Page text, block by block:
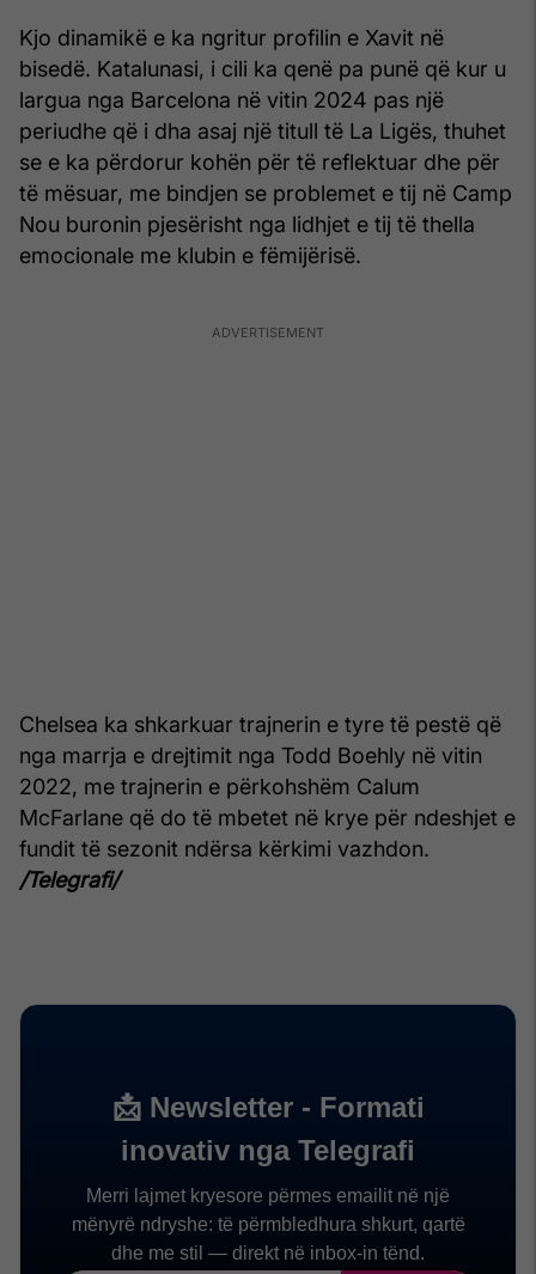
Kjo dinamikë e ka ngritur profilin e Xavit në
bisedë. Katalunasi, i cili ka qenë pa punë që kur u
largua nga Barcelona në vitin 2024 pas një
periudhe që i dha asaj një titull të La Ligës, thuhet
se e ka përdorur kohën për të reflektuar dhe për
të mësuar, me bindjen se problemet e tij në Camp
Nou buronin pjesërisht nga lidhjet e tij të thella
emocionale me klubin e fëmijërisë.
Chelsea ka shkarkuar trajnerin e tyre të pestë që
nga marrja e drejtimit nga Todd Boehly në vitin
2022, me trajnerin e përkohshëm Calum
McFarlane që do të mbetet në krye për ndeshjet e
fundit të sezonit ndërsa kërkimi vazhdon.
/Telegrafi/